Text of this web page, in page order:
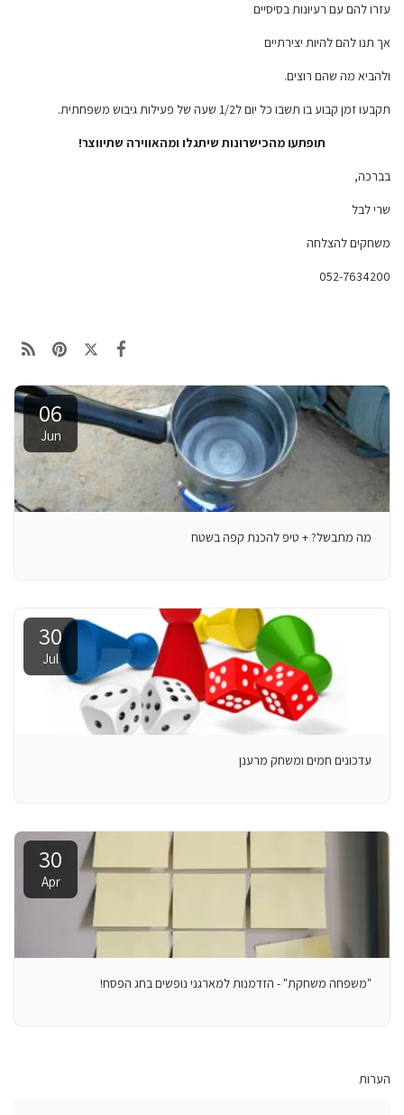
עזרו להם עם רעיונות בסיסיים
אך תנו להם להיות יצירתיים
ולהביא מה שהם רוצים.
תקבעו זמן קבוע בו תשבו כל יום ל1/2 שעה של פעילות גיבוש משפחתית.
תופתעו מהכישרונות שיתגלו ומהאווירה שתיווצר!
בברכה,
שרי לבל
משחקים להצלחה
052-7634200
06
Jun
מה מתבשל? + טיפ להכנת קפה בשטח
30
Jul
עדכונים חמים ומשחק מרענן
30
Apr
"משפחה משחקת" - הזדמנות למארגני נופשים בחג הפסח!
הערות